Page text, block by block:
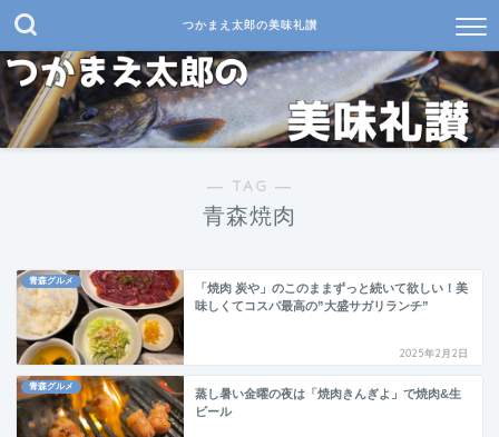
つかまえ太郎の美味礼讃
― TAG ―
青森焼肉
青森グルメ
「焼肉 炭や」のこのままずっと続いて欲しい！美
味しくてコスパ最高の”大盛サガリランチ”
2025年2月2日
青森グルメ
蒸し暑い金曜の夜は「焼肉きんぎよ」で焼肉&生
ビール